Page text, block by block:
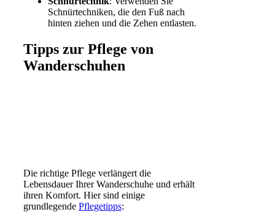
Schnürtechniken, die den Fuß nach
hinten ziehen und die Zehen entlasten.
Tipps zur Pflege von
Wanderschuhen
Die richtige Pflege verlängert die
Lebensdauer Ihrer Wanderschuhe und erhält
ihren Komfort. Hier sind einige
grundlegende Pflegetipps: